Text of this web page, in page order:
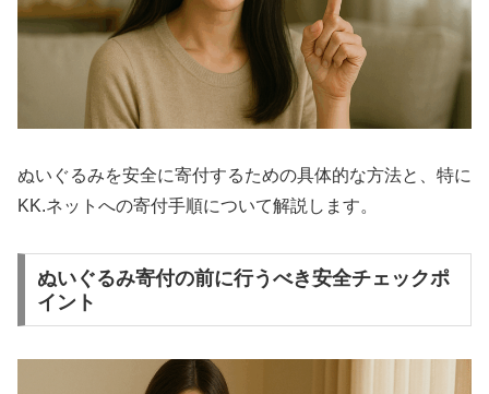
ぬいぐるみを安全に寄付するための具体的な方法と、特に
KK.ネットへの寄付手順について解説します。
ぬいぐるみ寄付の前に行うべき安全チェックポ
イント